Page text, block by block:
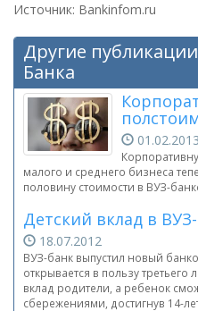
Источник: Bankinfom.ru
Другие
Банка
01.02.2013
малого и среднего бизнеса
половину стоимости в ВУЗ-
Детский вклад в
18.07.2012
ВУЗ-банк выпустил новый
открывается в пользу
вклад родители, а ребенок
сбережениями, достигнув 14-